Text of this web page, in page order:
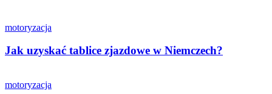
motoryzacja
Jak uzyskać tablice zjazdowe w Niemczech?
motoryzacja